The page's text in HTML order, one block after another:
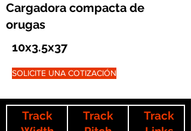
Cargadora compacta de
orugas
10x3.5x37
SOLICITE UNA COTIZACIÓN
Track
Track
Track